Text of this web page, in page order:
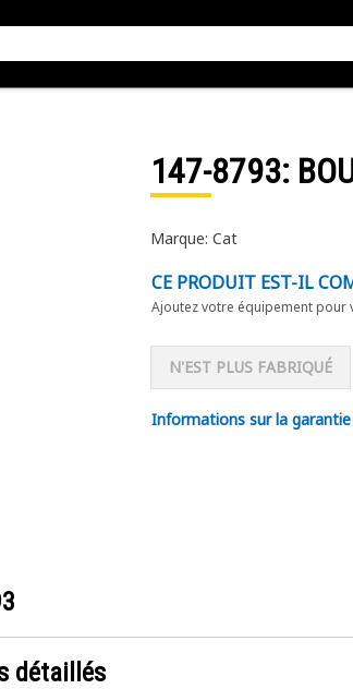
147-8793:
Marque: Cat
CE PRODUIT EST-IL
Ajoutez votre équipement
N'EST PLUS FABRIQUÉ
Informations sur la garantie
détaillés